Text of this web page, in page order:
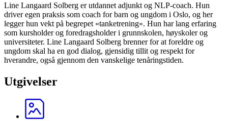
Line Langaard Solberg er utdannet adjunkt og NLP-coach. Hun
driver egen praksis som coach for barn og ungdom i Oslo, og her
legger hun vekt på begrepet «tanketrening». Hun har lang erfaring
som kursholder og foredragsholder i grunnskolen, høyskoler og
universiteter. Line Langaard Solberg brenner for at foreldre og
ungdom skal ha en god dialog, gjensidig tillit og respekt for
hverandre, også gjennom den vanskelige tenåringstiden.
Utgivelser